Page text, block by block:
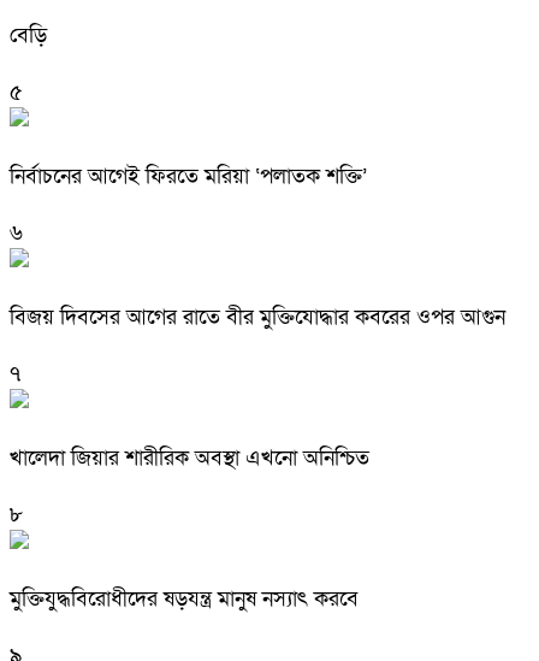
বেড়ি
৫
নির্বাচনের আগেই ফিরতে মরিয়া ‘পলাতক শক্তি’
৬
বিজয় দিবসের আগের রাতে বীর মুক্তিযোদ্ধার কবরের ওপর আগুন
৭
খালেদা জিয়ার শারীরিক অবস্থা এখনো অনিশ্চিত
৮
মুক্তিযুদ্ধবিরোধীদের ষড়যন্ত্র মানুষ নস্যাৎ করবে
৯